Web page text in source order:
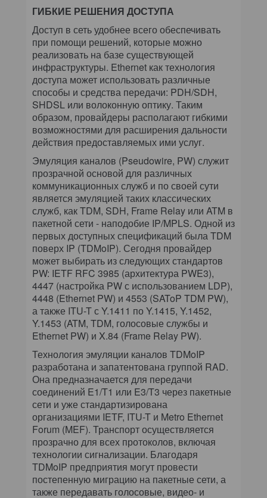
ГИБКИЕ РЕШЕНИЯ ДОСТУПА
Доступ в сеть удобнее всего обеспечивать
при помощи решений, которые можно
реализовать на базе существующей
инфраструктуры. Ethernet как технология
доступа может использовать различные
способы и средства передачи: PDH/SDH,
SHDSL или волоконную оптику. Таким
образом, провайдеры располагают гибкими
возможностями для расширения дальности
действия предоставляемых ими услуг.
Эмуляция каналов (Pseudowire, PW) служит
прозрачной основой для различных
коммуникационных служб и по своей сути
является эмуляцией таких классических
служб, как TDM, SDH, Frame Relay или ATM в
пакетной сети - наподобие IP/MPLS. Одной из
первых доступных спецификаций была TDM
поверх IP (TDMoIP). Сегодня провайдер
может выбирать из следующих стандартов
PW: IETF RFC 3985 (архитектура PWE3),
4447 (настройка PW с использованием LDP),
4448 (Ethernet PW) и 4553 (SAToP TDM PW),
а также ITU-T с Y.1411 по Y.1415, Y.1452,
Y.1453 (ATM, TDM, голосовые службы и
Ethernet PW) и X.84 (Frame Relay PW).
Технология эмуляции каналов TDMoIP
разработана и запатентована группой RAD.
Она предназначается для передачи
соединений E1/T1 или E3/T3 через пакетные
сети и уже стандартизирована
организациями IETF, ITU-T и Metro Ethernet
Forum (MEF). Транспорт осуществляется
прозрачно для всех протоколов, включая
технологии сигнализации. Благодаря
TDMoIP предприятия могут провести
постепенную миграцию на пакетные сети, а
также передавать голосовые, видео- и